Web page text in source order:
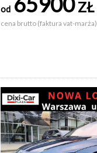
od ZŁ
cena brutto (faktura vat-marża)